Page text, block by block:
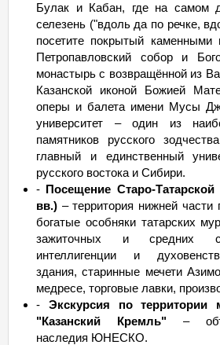
Булак и Кабан, где на самом
селезень ("вдоль да по речке,
посетите покрытый каменными
Петропавловский собор и
монастырь с возвращённой из
Казанской иконой Божией
оперы и балета имени Мусы
университет – один из
памятников русского
главный и единственный
русского востока и Сибири.
- Посещение Старо-
вв.) – территория нижней части
богатые особняки татарских
зажиточных и средних
интеллигенции и
здания, старинные мечети
медресе, торговые лавки,
- Экскурсия по территории
"Казанский Кремль" –
наследия ЮНЕСКО.